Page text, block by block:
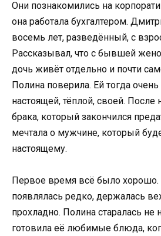
Они познакомились на
она работала бухгалтером.
восемь лет, разведённый, с
Рассказывал, что с бывшей
дочь живёт отдельно и почти
Полина поверила. Ей тогда
настоящей, тёплой, своей. После
брака, который закончился
мечтала о мужчине, который
настоящему.
Первое время всё было хорошо.
появлялась редко, держалась
прохладно. Полина старалась не
готовила её любимые блюда,